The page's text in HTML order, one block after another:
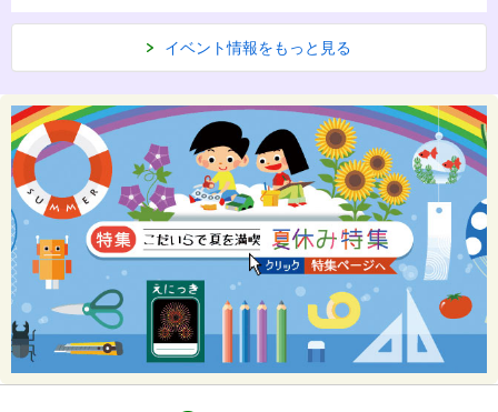
イベント情報をもっと見る